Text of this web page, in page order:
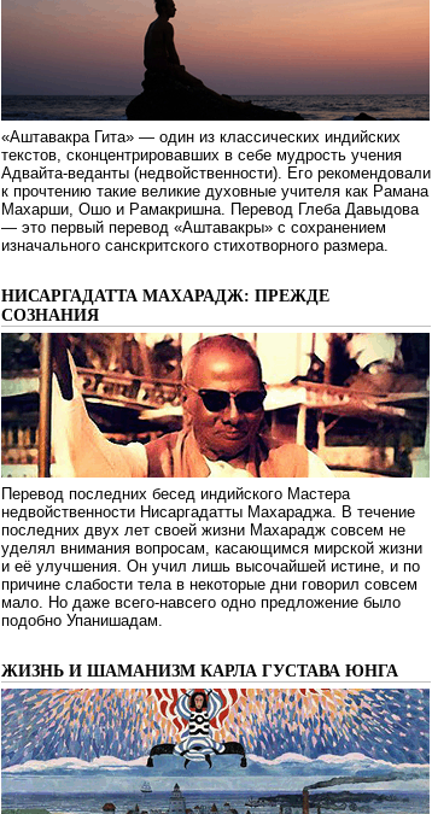
«Аштавакра Гита» — один из классических индийских
текстов, сконцентрировавших в себе мудрость учения
Адвайта-веданты (недвойственности). Его рекомендовали
к прочтению такие великие духовные учителя как Рамана
Махарши, Ошо и Рамакришна. Перевод Глеба Давыдова
— это первый перевод «Аштавакры» с сохранением
изначального санскритского стихотворного размера.
НИСАРГАДАТТА МАХАРАДЖ: ПРЕЖДЕ
СОЗНАНИЯ
Перевод последних бесед индийского Мастера
недвойственности Нисаргадатты Махараджа. В течение
последних двух лет своей жизни Махарадж совсем не
уделял внимания вопросам, касающимся мирской жизни
и её улучшения. Он учил лишь высочайшей истине, и по
причине слабости тела в некоторые дни говорил совсем
мало. Но даже всего-навсего одно предложение было
подобно Упанишадам.
ЖИЗНЬ И ШАМАНИЗМ КАРЛА ГУСТАВА ЮНГА